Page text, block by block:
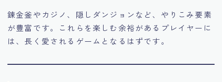
錬金釜やカジノ、隠しダンジョンなど、やりこみ要素
が豊富です。これらを楽しむ余裕があるプレイヤーに
は、長く愛されるゲームとなるはずです。